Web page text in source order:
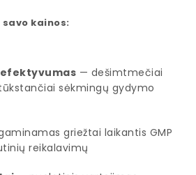
kainos:
— dešimtmečiai
sėkmingų gydymo
griežtai laikantis GMP
reikalavimų